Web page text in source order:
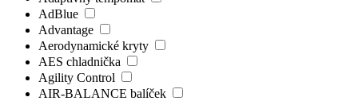
AdBlue
Advantage
Aerodynamické kryty
AES chladnička
Agility Control
AIR-BALANCE balíček